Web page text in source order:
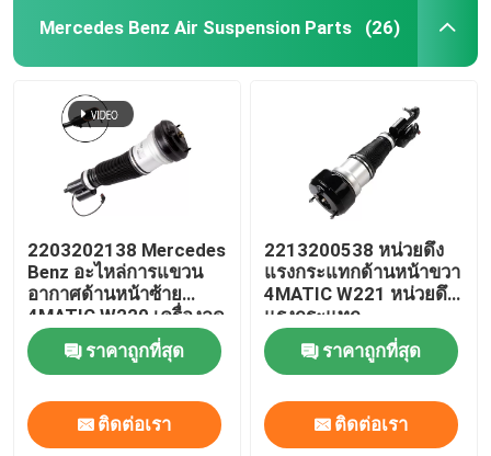
Mercedes Benz Air Suspension Parts (26)
2203202138 Mercedes
Benz อะไหล่การแขวน
อากาศด้านหน้าซ้าย
4MATIC W220 เครื่องลด
กระแทก
ราคาถูกที่สุด
ติดต่อเรา
2213200538 หน่วยดึง
แรงกระแทกด้านหน้าขวา
4MATIC W221 หน่วยดึง
แรงกระแทก
ราคาถูกที่สุด
ติดต่อเรา